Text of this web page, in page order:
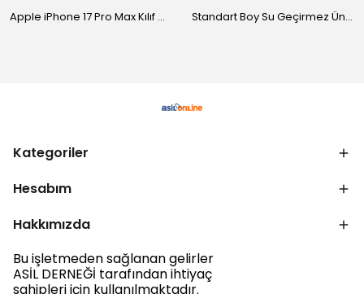
Apple iPhone 17 Pro Max Kılıf M-Safe Şarj Özellikli Standlı Zore Proton Silikon Kapak Standart Boy Su Geçirmez Üniversal Kılıf
Kategoriler
Hesabım
Hakkımızda
Bu işletmeden sağlanan gelirler
ASİL DERNEĞİ tarafından ihtiyaç
sahipleri için kullanılmaktadır.